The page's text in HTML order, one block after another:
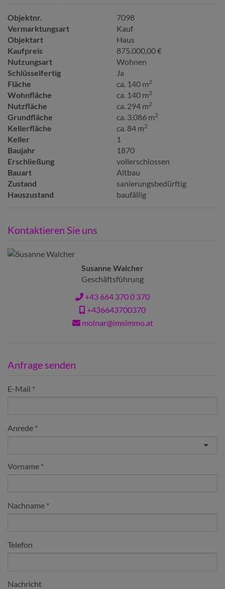
Objektnr.
7098
Vermarktungsart
Kauf
Objektart
Haus
Kaufpreis
875.000,00 €
Nutzungsart
Wohnen
Schlüsselfertig
Ja
Fläche
ca. 140 m2
Wohnfläche ca. 140 m2
Nutzfläche ca. 294 m2
Grundfläche ca. 3.086 m2
Kellerfläche ca. 84 m2
Keller
1
Baujahr
1870
Erschließung
vollerschlossen
Bauart
Altbau
Zustand
sanierungsbedürftig
Hauszustand
baufällig
Kontaktieren Sie uns
Susanne Walcher
Geschäftsführung
+43 664 370 0 370
+436643700370
molnar@imsimmo.at
Anfrage senden
E-Mail
Anrede
Vorname
Nachname
Telefon
Nachricht